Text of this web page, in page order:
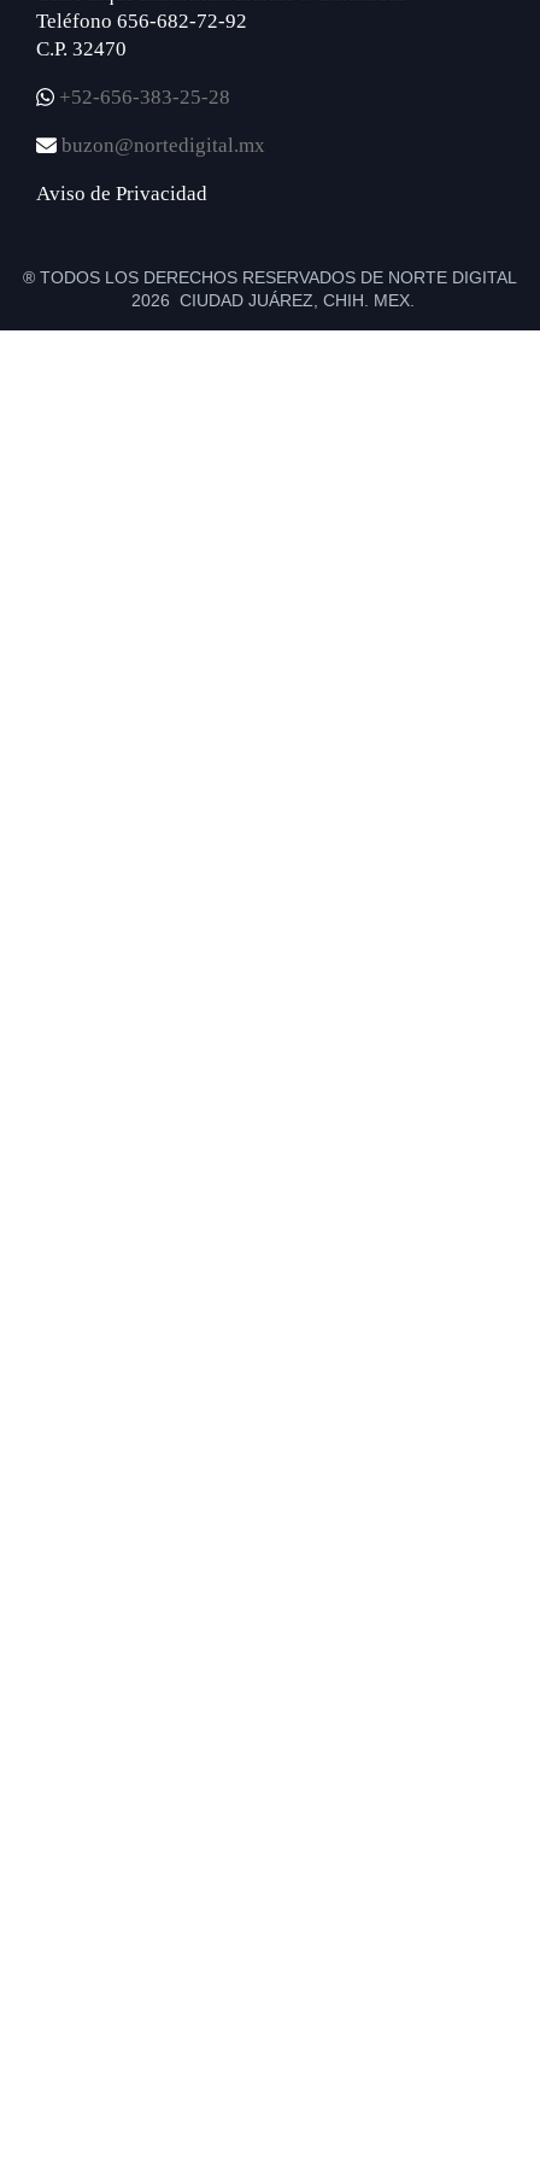
Teléfono 656-682-72-92
C.P. 32470
+52-656-383-25-28
buzon@nortedigital.mx
Aviso de Privacidad
® TODOS LOS DERECHOS RESERVADOS DE NORTE DIGITAL
2026 CIUDAD JUÁREZ, CHIH. MEX.